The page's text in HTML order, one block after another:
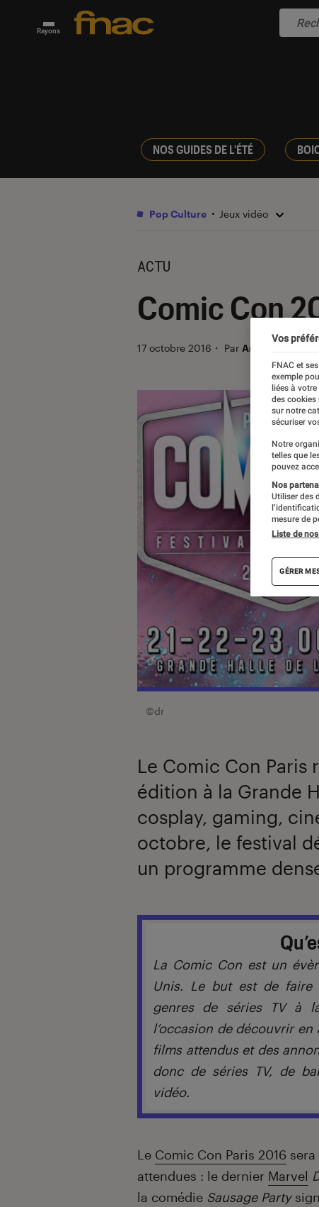
Rayons
NOS GUIDES DE L'ÉTÉ
Pop Culture Jeux vidéo
ACTU
Comic Con
17 octobre 2016 ・ Par Arthur
©dr
Le Comic Con Paris
édition à la Grande
cosplay, gaming,
octobre, le festival
un programme
Introduction
La Comic Con est un
Unis. Le but est de faire
genres de séries TV à
l’occasion de découvrir
films attendus et des
donc de séries TV, de
vidéo.
Le Comic Con Paris 2016
attendues : le dernier Marvel
la comédie Sausage Party
Vos
FNAC et
exemple
liées à
des
sur notre
sécuriser
Notre
telles que
pouvez
Nos
Utiliser des
mesure de
Liste de
GÉRER